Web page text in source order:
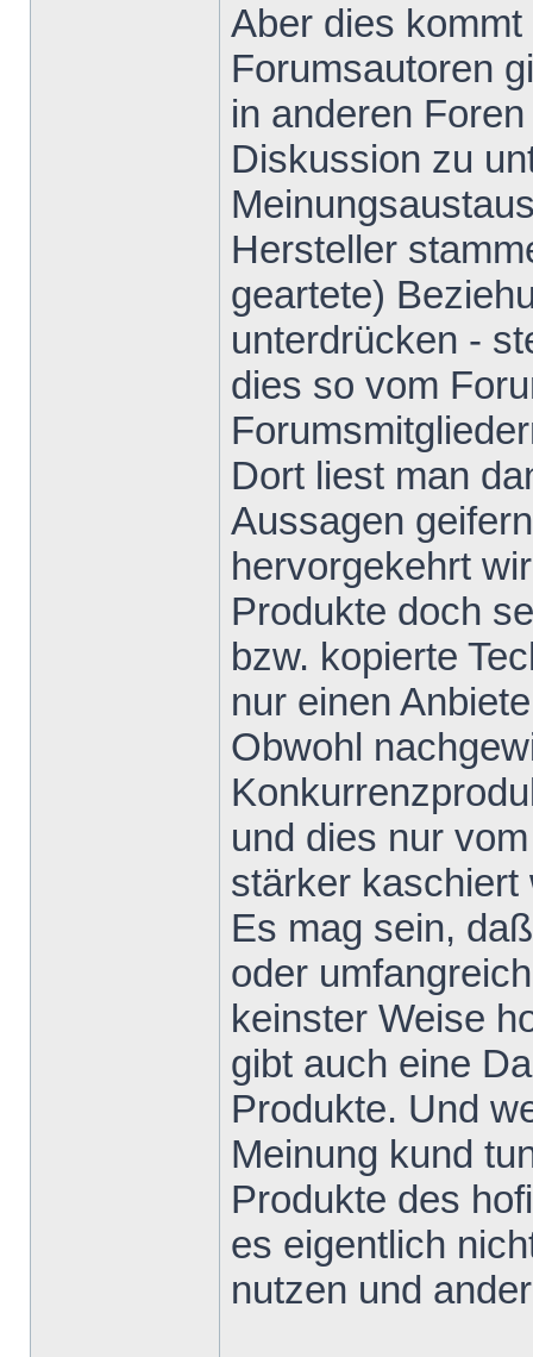
Aber dies
Forumsautoren
in anderen
Diskussion zu
Hersteller
geartete)
unterdrücken -
dies so vom
Dort liest man
Aussagen
hervorgekehrt
Produkte doch
bzw. kopierte
nur einen
Obwohl
und dies nur
stärker kaschiert
Es mag sein,
oder
keinster Weise
gibt auch eine
Produkte. Und
Meinung kund
Produkte des
es eigentlich
nutzen und